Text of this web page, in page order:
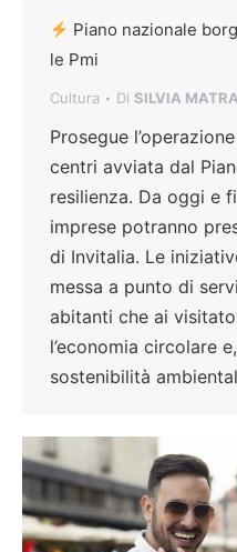
Piano nazionale
le Pmi
Cultura Di SILVIA
Prosegue
centri avviata dal
resilienza. Da oggi e
imprese potranno
di Invitalia. Le
messa a punto di
abitanti che ai
l’economia circolare
sostenibilità